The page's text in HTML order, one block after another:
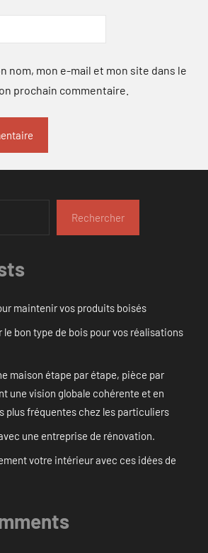
nom, mon e-mail et mon site dans le
prochain commentaire.
Rechercher
maintenir vos produits boisés
le bon type de bois pour vos réalisations
maison étape par étape, pièce par
une vision globale cohérente et en
plus fréquentes chez les particuliers
une entreprise de rénovation.
votre intérieur avec ces idées de